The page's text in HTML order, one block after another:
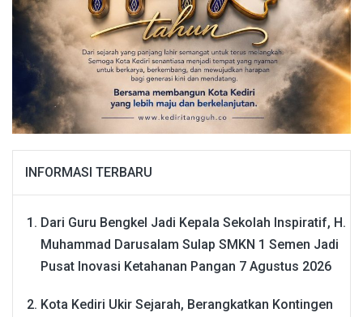
INFORMASI TERBARU
Dari Guru Bengkel Jadi Kepala Sekolah Inspiratif, H.
Muhammad Darusalam Sulap SMKN 1 Semen Jadi
Pusat Inovasi Ketahanan Pangan 7 Agustus 2026
Kota Kediri Ukir Sejarah, Berangkatkan Kontingen